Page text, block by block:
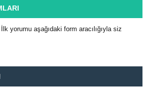
yorumu aşağıdaki form aracılığıyla siz